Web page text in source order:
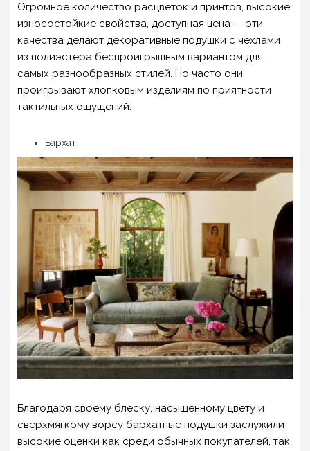
Огромное количество расцветок и принтов, высокие
износостойкие свойства, доступная цена — эти
качества делают декоративные подушки с чехлами
из полиэстера беспроигрышным вариантом для
самых разнообразных стилей. Но часто они
проигрывают хлопковым изделиям по приятности
тактильных ощущений.
Бархат
Благодаря своему блеску, насыщенному цвету и
сверхмягкому ворсу бархатные подушки заслужили
высокие оценки как среди обычных покупателей, так